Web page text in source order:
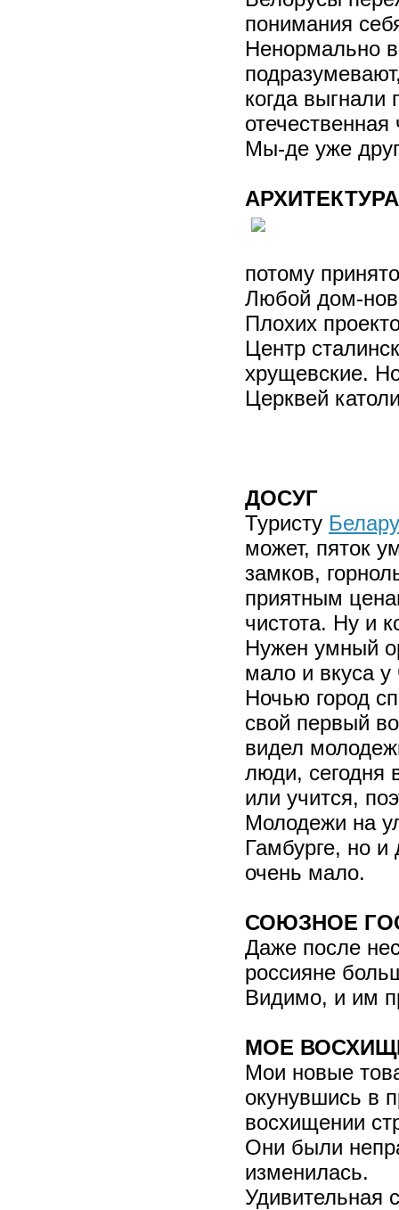
понимания
Ненормально
когда
Мы-де уже
АРХИТЕКТУРА
потому
Любой дом-
Плохих
Центр
хрущевские.
Церквей
ДОСУГ
Туристу
может, пяток
замков,
приятным
чистота. Ну и
Нужен умный
мало и вкуса
Ночью город
свой первый
видел
люди, сегодня
или учится,
Молодежи на
Гамбурге, но и
очень мало.
СОЮЗНОЕ
Даже после
россияне
Видимо, и им
МОЕ
Мои новые
окунувшись в
восхищении
Они были
изменилась.
Удивительная